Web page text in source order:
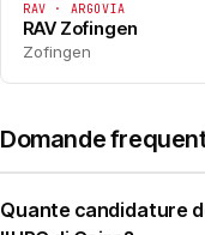
RAV · ARGOVIA
RAV Zofingen
Zofingen
Domande
Quante candidature